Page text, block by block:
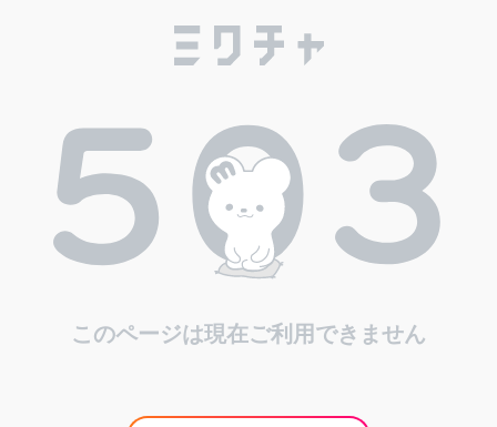
このページは現在ご利用できません